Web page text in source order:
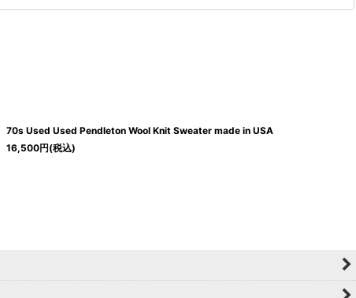
70s Used Used Pendleton Wool Knit Sweater made in USA
16,500円(税込)